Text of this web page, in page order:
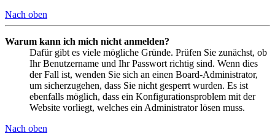
Nach oben
Warum kann ich mich nicht anmelden?
Dafür gibt es viele mögliche Gründe. Prüfen Sie zunächst, ob
Ihr Benutzername und Ihr Passwort richtig sind. Wenn dies
der Fall ist, wenden Sie sich an einen Board-Administrator,
um sicherzugehen, dass Sie nicht gesperrt wurden. Es ist
ebenfalls möglich, dass ein Konfigurationsproblem mit der
Website vorliegt, welches ein Administrator lösen muss.
Nach oben